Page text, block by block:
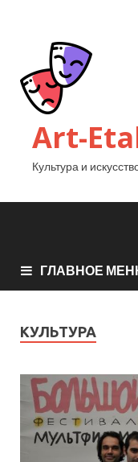
Art-
Культура и
ГЛАВНОЕ
КУЛЬТУРА